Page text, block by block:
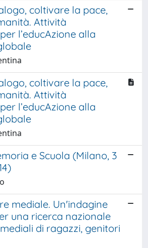
coltivare la pace,
Attività
l’educAzione alla
coltivare la pace,
Attività
l’educAzione alla
e Scuola (Milano, 3
mediale. Un'indagine
una ricerca nazionale
di ragazzi, genitori